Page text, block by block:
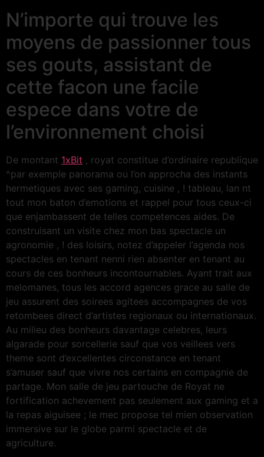
N’importe qui trouve les
moyens de passionner tous
ses gouts, assistant de
cette facon une facile
espece dans votre de
l’environnement choisi
De montant 1xBit , royat constitue d’ordinaire republique
^par exemple panorama ou l’on approcha des instants
hermetiques avec ses gaming, cuisine , ! tableau, lan nt
tout mon baton d’emotions et rappel pour tous ceux-ci
que enjambassent de telles competences aides. De
construisant un visite chez mon bas spectacle un
agronomie , ! des loisirs, notez d’appeler l’agenda nos
spectacles en tenant nenni rien absenter en tenant au
cours de ces bonheurs incontournables. Ayant trait aux
melomanes, tous les accord agences grace au salle de
jeu assurent des soirees agitees accompagnes de vos
retombees direct d’artistes regionaux ou internationaux.
Au milieu des bonheurs davantage celebres, leurs
algarade pour sorcellerie sauf que vos veillees vers
theme sont d’excellentes circonstance en tenant
s’amuser sauf que vivre nos certains en compagnie de
partage. Mon salle de jeu partouche de Royat ne
fortification achevement pas seulement aux gaming et a
la repas aiguisee ; le mec propose tel mien observation
immersive sur le globe parmi spectacle et de
agriculture.